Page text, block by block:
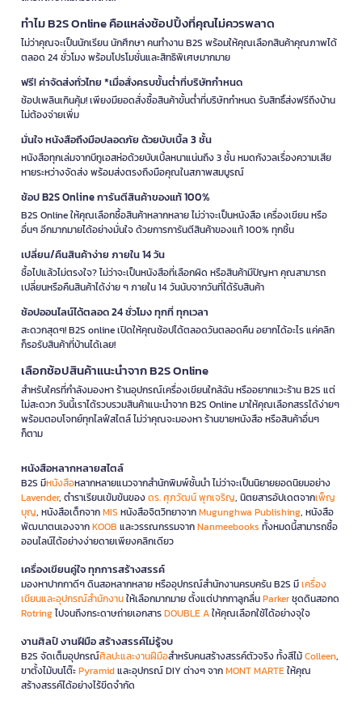
ทำไม B2S Online คือแหล่งช้อปปิ้งที่คุณไม่ควรพลาด
ไม่ว่าคุณจะเป็นนักเรียน นักศึกษา คนทำงาน B2S พร้อมให้คุณเลือกสินค้าคุณภาพได้
ตลอด 24 ชั่วโมง พร้อมโปรโมชั่นและสิทธิพิเศษมากมาย
ฟรี! ค่าจัดส่งทั่วไทย *เมื่อสั่งครบขั้นต่ำที่บริษัทกำหนด
ช้อปเพลินเกินคุ้ม! เพียงมียอดสั่งซื้อสินค้าขั้นต่ำที่บริษัทกำหนด รับสิทธิ์ส่งฟรีถึงบ้าน
ไม่ต้องจ่ายเพิ่ม
มั่นใจ หนังสือถึงมือปลอดภัย ด้วยบับเบิ้ล 3 ชั้น
หนังสือทุกเล่มจากบีทูเอสห่อด้วยบับเบิ้ลหนาแน่นถึง 3 ชั้น หมดกังวลเรื่องความเสีย
หายระหว่างจัดส่ง พร้อมส่งตรงถึงมือคุณในสภาพสมบูรณ์
ช้อป B2S Online การันตีสินค้าของแท้ 100%
B2S Online ให้คุณเลือกซื้อสินค้าหลากหลาย ไม่ว่าจะเป็นหนังสือ เครื่องเขียน หรือ
อื่นๆ อีกมากมายได้อย่างมั่นใจ ด้วยการการันตีสินค้าของแท้ 100% ทุกชิ้น
เปลี่ยน/คืนสินค้าง่าย ภายใน 14 วัน
ซื้อไปแล้วไม่ตรงใจ? ไม่ว่าจะเป็นหนังสือที่เลือกผิด หรือสินค้ามีปัญหา คุณสามารถ
เปลี่ยนหรือคืนสินค้าได้ง่าย ๆ ภายใน 14 วันนับจากวันที่ได้รับสินค้า
ช้อปออนไลน์ได้ตลอด 24 ชั่วโมง ทุกที่ ทุกเวลา
สะดวกสุดๆ! B2S online เปิดให้คุณช้อปได้ตลอดวันตลอดคืน อยากได้อะไร แค่คลิก
ก็รอรับสินค้าที่บ้านได้เลย!
เลือกช้อปสินค้าแนะนำจาก B2S Online
สำหรับใครที่กำลังมองหา ร้านอุปกรณ์เครื่องเขียนใกล้ฉัน หรืออยากแวะร้าน B2S แต่
ไม่สะดวก วันนี้เราได้รวบรวมสินค้าแนะนำจาก B2S Online มาให้คุณเลือกสรรได้ง่ายๆ
พร้อมตอบโจทย์ทุกไลฟ์สไตล์ ไม่ว่าคุณจะมองหา ร้านขายหนังสือ หรือสินค้าอื่นๆ
ก็ตาม
หนังสือหลากหลายสไตล์
B2S มีหนังสือหลากหลายแนวจากสำนักพิมพ์ชั้นนำ ไม่ว่าจะเป็นนิยายยอดนิยมอย่าง
Lavender, ตำราเรียนเข้มข้นของดร. ศุภวัฒน์ พุกเจริญ, นิตยสารอัปเดตจากเพ็ญ
บุญ, หนังสือเด็กจากMIS หนังสือจิตวิทยาจากMugunghwa Publishing, หนังสือ
พัฒนาตนเองจากKOOB และวรรณกรรมจากNanmeebooks ทั้งหมดนี้สามารถซื้อ
ออนไลน์ได้อย่างง่ายดายเพียงคลิกเดียว
เครื่องเขียนคู่ใจ ทุกการสร้างสรรค์
มองหาปากกาดีๆ ดินสอหลากหลาย หรืออุปกรณ์สำนักงานครบครัน B2S มีเครื่อง
เขียนและอุปกรณ์สำนักงานให้เลือกมากมาย ตั้งแต่ปากกาลูกลื่นParkerชุดดินสอกด
Rotringไปจนถึงกระดาษถ่ายเอกสารDOUBLE Aให้คุณเลือกใช้ได้อย่างจุใจ
งานศิลป์ งานฝีมือ สร้างสรรค์ไม่รู้จบ
B2S จัดเต็มอุปกรณ์ศิลปะและงานฝีมือสำหรับคนสร้างสรรค์ตัวจริง ทั้งสีไม้Colleen,
ขาตั้งไม้บนโต๊ะPyramidและอุปกรณ์ DIY ต่างๆ จากMONT MARTEให้คุณ
สร้างสรรค์ได้อย่างไร้ขีดจำกัด